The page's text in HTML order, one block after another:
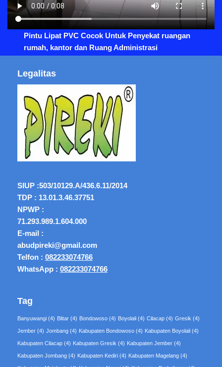
Pintu Lipat PVC Cocok Untuk Penyekat ruangan
rumah, kantor dan Ruang Administrasi
Legalitas
SIUP :503/10129.A/436.6.11/2014
TDP : 13.01.3.46.37751
NPWP :
71.293.989.1.604.000
E-mail :
abudpireki@gmail.com
Telfon : 082233074766
WhatsApp : 082233074766
Tag
Banyuwangi (4) Blitar (4) Bondowoso (4) Boyolali (4) Cilacap (4) Gresik (4)
Jember (4) Jombang (4) Kabupaten Bondowoso (4) Kabupaten Boyolali (4)
Kabupaten Cilacap (4) Kabupaten Gresik (4) Kabupaten Jember (4)
Kabupaten Jombang (4) Kabupaten Kediri (4) Kabupaten Magelang (4)